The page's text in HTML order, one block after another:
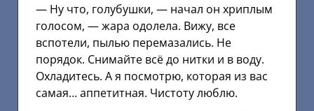
— Ну что, голубушки, — начал он хриплым
голосом, — жара одолела. Вижу, все
вспотели, пылью перемазались. Не
порядок. Снимайте всё до нитки и в воду.
Охладитесь. А я посмотрю, которая из вас
самая… аппетитная. Чистоту люблю.